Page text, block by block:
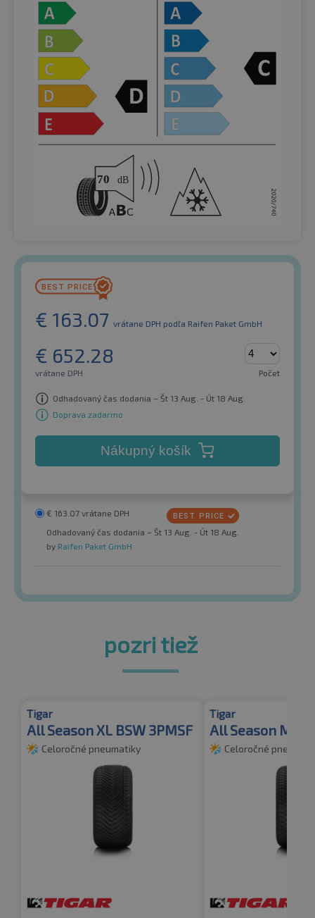
€ 163.07 vrátane DPH podľa Raifen Paket GmbH
€ 652.28
vrátane DPH Počet
Odhadovaný čas dodania – Št 13 Aug. - Út 18 Aug.
Doprava zadarmo
Nákupný košík
€ 163.07 vrátane DPH
Odhadovaný čas dodania – Št 13 Aug. - Út 18 Aug.
by Raifen Paket GmbH
pozri tiež
Tigar
All Season XL BSW 3PMSF
Celoročné pneumatiky
Tigar
All Season M+S
Celoročné